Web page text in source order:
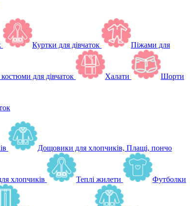
Куртки для дівчаток Піжами для
для дівчаток Халати Шорти
Дощовики для хлопчиків, Плащі, пончо
хлопчиків Теплі жилети Футболки